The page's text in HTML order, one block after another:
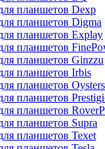
планшетов Dexp
планшетов Digma
планшетов Explay
планшетов
планшетов Ginzzu
планшетов Irbis
планшетов Oysters
планшетов
планшетов
планшетов Supra
планшетов Texet